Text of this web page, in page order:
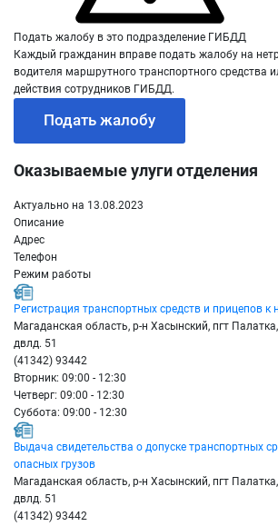
Подать жалобу в это подразделение ГИБДД
Каждый гражданин вправе подать жалобу на
водителя маршрутного транспортного средства
действия сотрудников ГИБДД.
Подать жалобу
Оказываемые улуги отделения
Актуально на 13.08.2023
Описание
Адрес
Телефон
Режим работы
Регистрация транспортных средств и прицепов к
Магаданская область, р-н Хасынский, пгт
двлд. 51
(41342) 93442
Вторник: 09:00 - 12:30
Четверг: 09:00 - 12:30
Суббота: 09:00 - 12:30
Выдача свидетельства о допуске транспортных
опасных грузов
Магаданская область, р-н Хасынский, пгт
двлд. 51
(41342) 93442